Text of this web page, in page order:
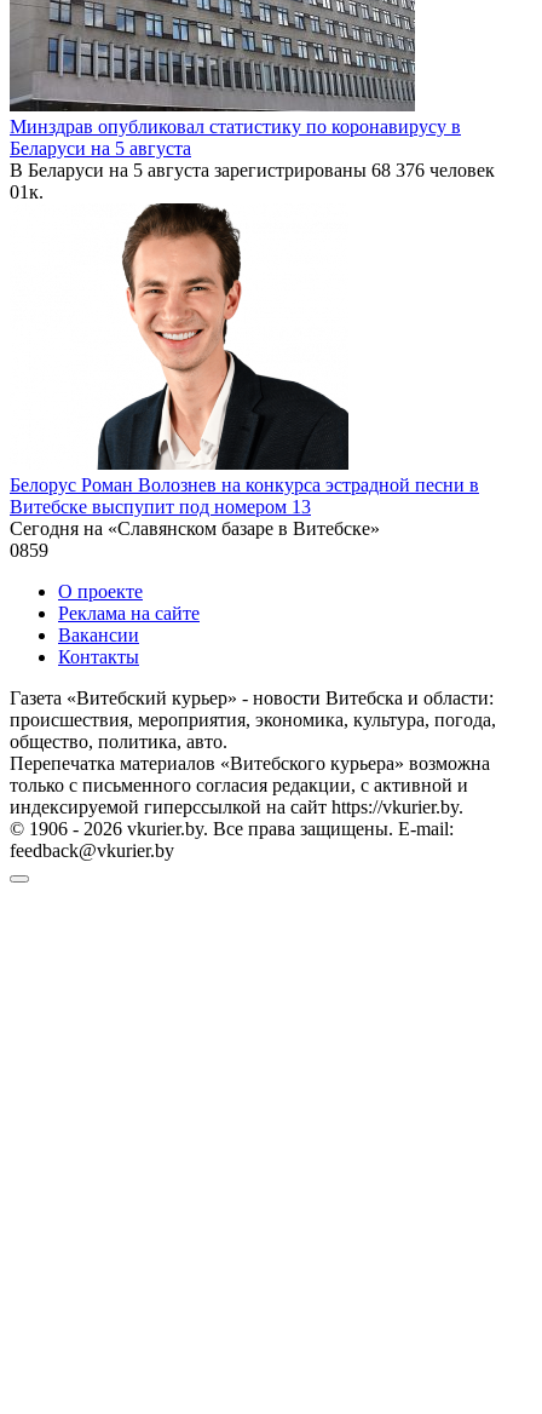
Минздрав опубликовал статистику по коронавирусу в
Беларуси на 5 августа
В Беларуси на 5 августа зарегистрированы 68 376 человек
01к.
Белорус Роман Волознев на конкурса эстрадной песни в
Витебске выспупит под номером 13
Сегодня на «Славянском базаре в Витебске»
0859
О проекте
Реклама на сайте
Вакансии
Контакты
Газета «Витебский курьер» - новости Витебска и области:
происшествия, мероприятия, экономика, культура, погода,
общество, политика, авто.
Перепечатка материалов «Витебского курьера» возможна
только с письменного согласия редакции, с активной и
индексируемой гиперссылкой на сайт https://vkurier.by.
© 1906 - 2026 vkurier.by. Все права защищены. E-mail:
feedback@vkurier.by